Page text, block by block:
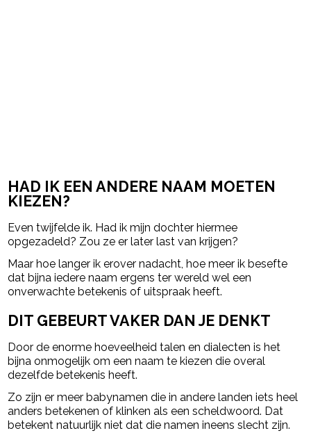
HAD IK EEN ANDERE NAAM MOETEN
KIEZEN?
Even twijfelde ik. Had ik mijn dochter hiermee
opgezadeld? Zou ze er later last van krijgen?
Maar hoe langer ik erover nadacht, hoe meer ik besefte
dat bijna iedere naam ergens ter wereld wel een
onverwachte betekenis of uitspraak heeft.
DIT GEBEURT VAKER DAN JE DENKT
Door de enorme hoeveelheid talen en dialecten is het
bijna onmogelijk om een naam te kiezen die overal
dezelfde betekenis heeft.
Zo zijn er meer babynamen die in andere landen iets heel
anders betekenen of klinken als een scheldwoord. Dat
betekent natuurlijk niet dat die namen ineens slecht zijn.